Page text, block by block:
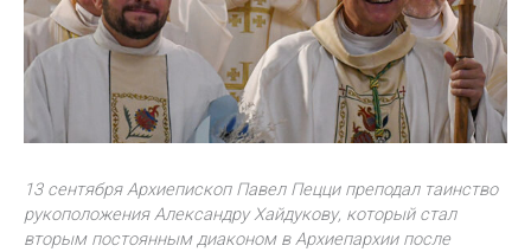
13 сентября Архиепископ Павел Пецци преподал таинство
рукоположения Александру Хайдукову, который стал
вторым постоянным диаконом в Архиепархии после